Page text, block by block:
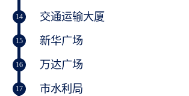
14 交通运输大厦
15 新华广场
16 万达广场
17 市水利局